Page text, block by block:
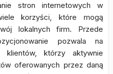
stron internetowych w
korzyści, które mogą
lokalnych firm. Przede
pozwala na
klientów, którzy aktywnie
oferowanych przez daną